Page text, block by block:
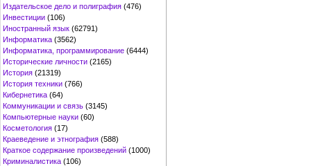
Издательское дело и полиграфия (476)
Инвестиции (106)
Иностранный язык (62791)
Информатика (3562)
Информатика, программирование (6444)
Исторические личности (2165)
История (21319)
История техники (766)
Кибернетика (64)
Коммуникации и связь (3145)
Компьютерные науки (60)
Косметология (17)
Краеведение и этнография (588)
Краткое содержание произведений (1000)
Криминалистика (106)